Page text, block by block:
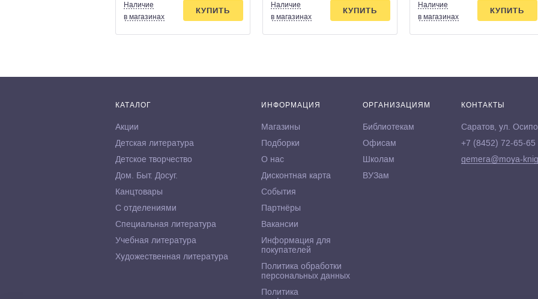
Наличие
в магазинах
КУПИТЬ
Наличие
в магазинах
КУПИТЬ
Наличие
в магазинах
КУПИТЬ
КАТАЛОГ
Акции
Детская литература
Детское творчество
Дом. Быт. Досуг.
Канцтовары
С отделениями
Специальная литература
Учебная литература
Художественная литература
ИНФОРМАЦИЯ
Магазины
Подборки
О нас
Дисконтная карта
События
Партнёры
Вакансии
Информация для
покупателей
Политика обработки
персональных данных
Политика
ОРГАНИЗАЦИЯМ
Библиотекам
Офисам
Школам
ВУЗам
КОНТАКТЫ
Саратов, ул.
+7 (8452) 72-65-65
gemera@moya-